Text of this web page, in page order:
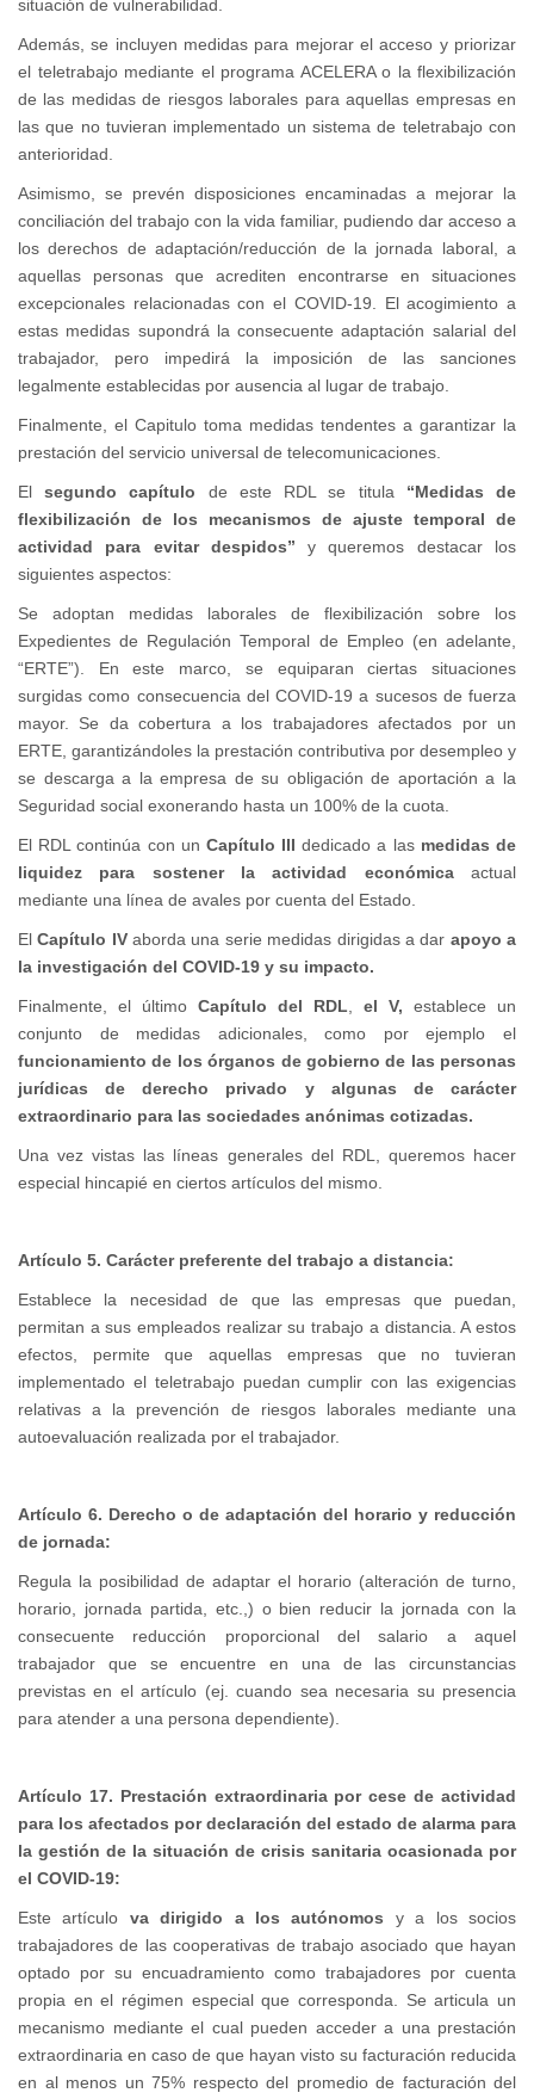
situación de vulnerabilidad.
Además, se incluyen medidas para mejorar el acceso y priorizar
el teletrabajo mediante el programa ACELERA o la flexibilización
de las medidas de riesgos laborales para aquellas empresas en
las que no tuvieran implementado un sistema de teletrabajo con
anterioridad.
Asimismo, se prevén disposiciones encaminadas a mejorar la
conciliación del trabajo con la vida familiar, pudiendo dar acceso a
los derechos de adaptación/reducción de la jornada laboral, a
aquellas personas que acrediten encontrarse en situaciones
excepcionales relacionadas con el COVID-19. El acogimiento a
estas medidas supondrá la consecuente adaptación salarial del
trabajador, pero impedirá la imposición de las sanciones
legalmente establecidas por ausencia al lugar de trabajo.
Finalmente, el Capitulo toma medidas tendentes a garantizar la
prestación del servicio universal de telecomunicaciones.
Elsegundo capítulo de este RDL se titula “Medidas de
flexibilización de los mecanismos de ajuste temporal de
actividad para evitar despidos” y queremos destacar los
siguientes aspectos:
Se adoptan medidas laborales de flexibilización sobre los
Expedientes de Regulación Temporal de Empleo (en adelante,
“ERTE”). En este marco, se equiparan ciertas situaciones
surgidas como consecuencia del COVID-19 a sucesos de fuerza
mayor. Se da cobertura a los trabajadores afectados por un
ERTE, garantizándoles la prestación contributiva por desempleo y
se descarga a la empresa de su obligación de aportación a la
Seguridad social exonerando hasta un 100% de la cuota.
El RDL continúa con un Capítulo IIIdedicado a lasmedidas de
liquidez para sostener la actividad económicaactual
mediante una línea de avales por cuenta del Estado.
ElCapítulo IVaborda una serie medidas dirigidas a dar apoyo a
la investigación del COVID-19 y su impacto.
Finalmente, el último Capítulo del RDL el V, establece un
conjunto de medidas adicionales, como por ejemplo el
funcionamiento de los órganos de gobierno de las personas
jurídicas de derecho privado y algunas de carácter
extraordinario para las sociedades anónimas cotizadas.
Una vez vistas las líneas generales del RDL, queremos hacer
especial hincapié en ciertos artículos del mismo.
Artículo 5. Carácter preferente del trabajo a distancia:
Establece la necesidad de que las empresas que puedan,
permitan a sus empleados realizar su trabajo a distancia. A estos
efectos, permite que aquellas empresas que no tuvieran
implementado el teletrabajo puedan cumplir con las exigencias
relativas a la prevención de riesgos laborales mediante una
autoevaluación realizada por el trabajador.
Artículo 6. Derecho o de adaptación del horario y reducción
de jornada:
Regula la posibilidad de adaptar el horario (alteración de turno,
horario, jornada partida, etc.,) o bien reducir la jornada con la
consecuente reducción proporcional del salario a aquel
trabajador que se encuentre en una de las circunstancias
previstas en el artículo (ej. cuando sea necesaria su presencia
para atender a una persona dependiente).
Artículo 17. Prestación extraordinaria por cese de actividad
para los afectados por declaración del estado de alarma para
la gestión de la situación de crisis sanitaria ocasionada por
el COVID-19:
Este artículo va dirigido a los autónomos y a los socios
trabajadores de las cooperativas de trabajo asociado que hayan
optado por su encuadramiento como trabajadores por cuenta
propia en el régimen especial que corresponda. Se articula un
mecanismo mediante el cual pueden acceder a una prestación
extraordinaria en caso de que hayan visto su facturación reducida
en al menos un 75% respecto del promedio de facturación del